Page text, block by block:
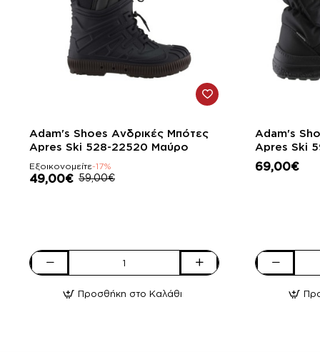
-17%
Adam's Shoes Ανδρικές Μπότες
Apres Ski 528-22520 Μαύρο
Εξοικονομείτε-17%
49,00€ 59,00€
Adam's
ΑνδρικέςΠροσθήκη στο Καλάθι
Adam's
Apres Ski
69,00€
Adam's
Γυναικεία